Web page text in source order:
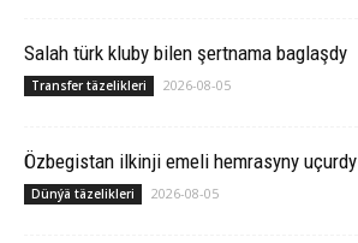
Salah türk kluby bilen şertnama baglaşdy
Transfer täzelikleri 2026-08-05
Özbegistan ilkinji emeli hemrasyny uçurdy
Dünýä täzelikleri 2026-08-05